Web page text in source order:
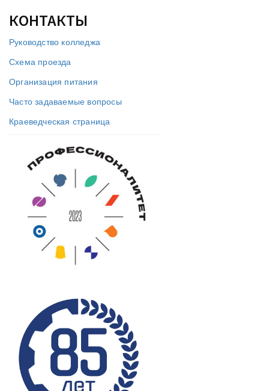
КОНТАКТЫ
Руководство колледжа
Схема проезда
Организация питания
Часто задаваемые вопросы
Краеведческая страница